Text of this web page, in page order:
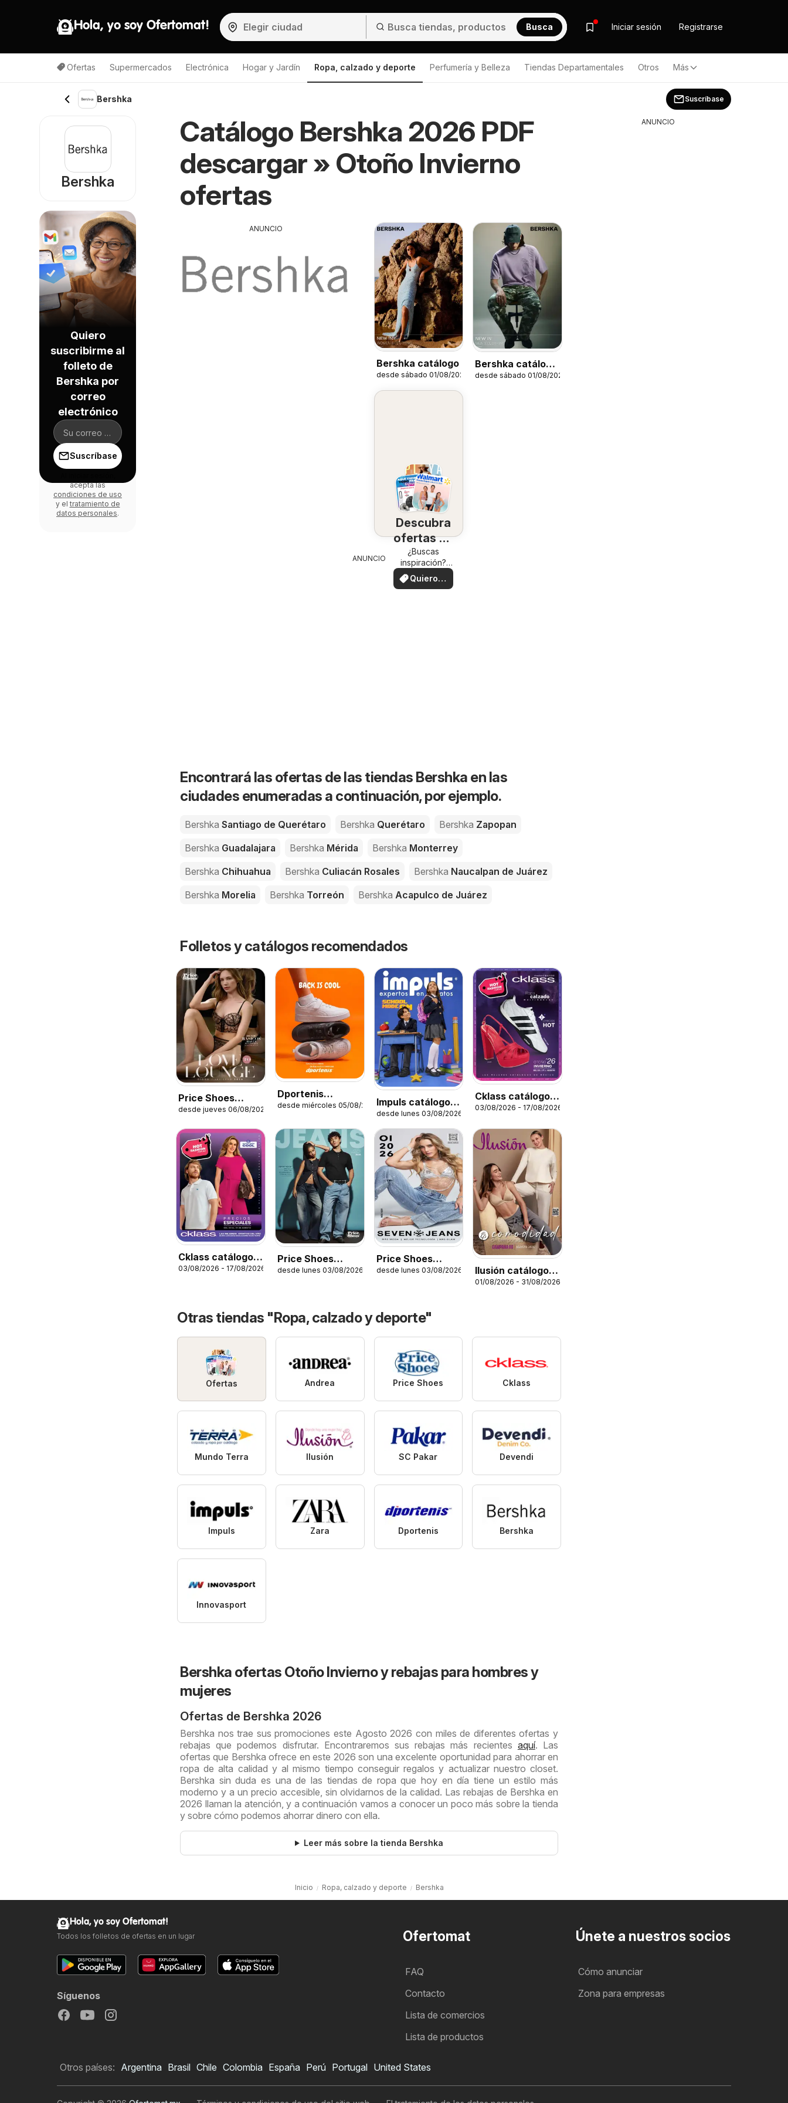
Hola, yo soy Ofertomat! Busca Iniciar sesión Registrarse
Ofertas Supermercados Electrónica Hogar y Jardín Ropa, calzado y deporte Perfumería y Belleza Tiendas Departamentales Otros Más
Bershka Suscríbase
Catálogo Bershka 2026 PDF
descargar » Otoño Invierno
ofertas
ANUNCIO
Bershka catálogo
desde sábado 01/08/2026
Bershka catálogo
Men's clothing
desde sábado 01/08/2026
Descubra
ofertas en
su zona
¿Buscas
inspiración?
¡Mira las
ofertas en tu
Quiero
ver
ANUNCIO
Encontrará las ofertas de las tiendas Bershka en las
ciudades enumeradas a continuación, por ejemplo.
Bershka Santiago de Querétaro Bershka Querétaro Bershka Zapopan
Bershka Guadalajara Bershka Mérida Bershka Monterrey
Bershka Chihuahua Bershka Culiacán Rosales Bershka Naucalpan de Juárez
Bershka Morelia Bershka Torreón Bershka Acapulco de Juárez
Folletos y catálogos recomendados
Price Shoes
catálogo Love to
Lounge
desde jueves 06/08/2026
Dportenis
catálogo
desde miércoles 05/08/2026Impuls catálogo
Escolar
desde lunes 03/08/2026
Cklass catálogo
Hot Fashion
03/08/2026 - 17/08/2026
Cklass catálogo
Hot Fashion Ropa
03/08/2026 - 17/08/2026
Price Shoes
catálogo Jeans
desde lunes 03/08/2026
Price Shoes
catálogo Seven
desde lunes 03/08/2026
Ilusión catálogo
Otoño
01/08/2026 - 31/08/2026
Otras tiendas "Ropa, calzado y deporte"
Ofertas Andrea Price Shoes Cklass
Mundo Terra Ilusión SC Pakar Devendi
Impuls Zara Dportenis Bershka
Innovasport
Bershka ofertas Otoño Invierno y rebajas para hombres y
mujeres
Ofertas de Bershka 2026
Bershka nos trae sus promociones este Agosto 2026 con miles de diferentes ofertas y
rebajas que podemos disfrutar. Encontraremos sus rebajas más recientes aquí. Las
ofertas que Bershka ofrece en este 2026 son una excelente oportunidad para ahorrar en
ropa de alta calidad y al mismo tiempo conseguir regalos y actualizar nuestro closet.
Bershka sin duda es una de las tiendas de ropa que hoy en día tiene un estilo más
moderno y a un precio accesible, sin olvidarnos de la calidad. Las rebajas de Bershka en
2026 llaman la atención, y a continuación vamos a conocer un poco más sobre la tienda
y sobre cómo podemos ahorrar dinero con ella.
Leer más sobre la tienda Bershka
Folleto de Bershka
Quiero suscribirme al folleto
Inicio Ropa, calzado y deporte Bershka
Bershka
Quiero
suscribirme al
folleto de
Bershka por
correo
electrónico
Suscríbase
acepta las
condiciones de uso
y el tratamiento de
datos personales.
ANUNCIO
Ofertomat
FAQ
Contacto
Lista de comercios
Lista de productos
Únete a nuestros socios
Cómo anunciar
Zona para empresas
Hola, yo soy Ofertomat!
Todos los folletos de ofertas en un lugar
Síguenos
Otros países: Argentina Brasil Chile Colombia España Perú Portugal United States